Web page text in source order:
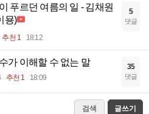
푸르던 여름의 일 - 김채원
묭)
추천 1 18:12
5
댓글
가 이해할 수 없는 말
추천 1 18:09
35
댓글
검색 글쓰기